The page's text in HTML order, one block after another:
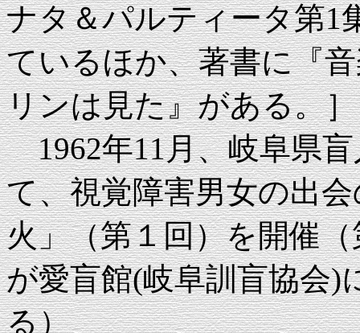
ナタ＆パルティータ第1
ているほか、著書に『
リンは見た』がある。］
1962年11月、岐阜県盲
て、視覚障害男女の出
火」（第１回）を開催
が愛盲館(岐阜訓盲協会)
る）